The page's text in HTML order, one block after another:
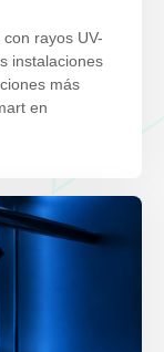
rayos UV-
instalaciones
más
en